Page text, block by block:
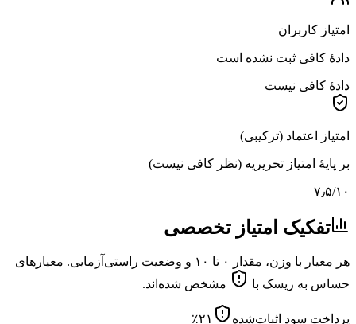
امتیاز کاربران
دادهٔ کافی ثبت نشده است
دادهٔ کافی نیست
امتیاز اعتماد (ترکیبی)
بر پایهٔ امتیاز تحریریه (نظر کافی نیست)
۷٫۵/۱۰
تفکیک امتیاز تخصصی
هر معیار با وزن، مقدار ۰ تا ۱۰ و وضعیت راستی‌آزمایی. معیارهای
حساس به ریسک با
مشخص شده‌اند.
پرداخت سود اثبات‌شده ۲۱٪